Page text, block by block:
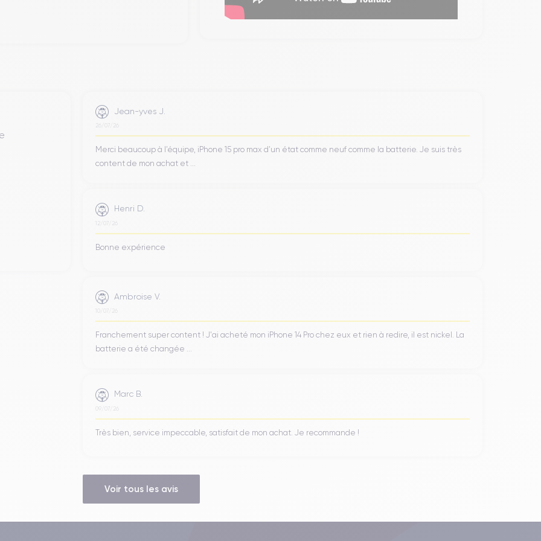
Jean-yves J.
26/07/26
Merci beaucoup à l’équipe, iPhone 15 pro max d’un état comme neuf comme la batterie. Je suis très
content de mon achat et ...
Henri D.
12/07/26
Bonne expérience
Ambroise V.
10/07/26
Franchement super content ! J'ai acheté mon iPhone 14 Pro chez eux et rien à redire, il est nickel. La
batterie a été changée ...
Marc B.
09/07/26
Très bien, service impeccable, satisfait de mon achat. Je recommande !
Voir tous les avis